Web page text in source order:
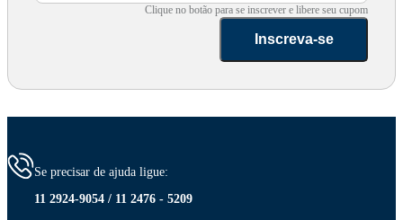
Clique no botão para se inscrever e libere seu cupom
Inscreva-se
Se precisar de ajuda ligue:
11 2924-9054 / 11 2476 - 5209